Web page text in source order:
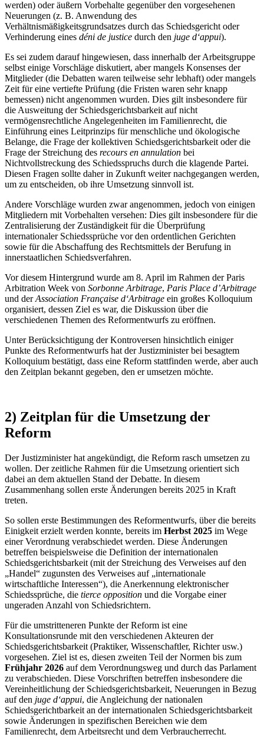
werden) oder äußern Vorbehalte gegenüber den vorgesehenen
Neuerungen (z. B. Anwendung des
Verhältnismäßigkeitsgrundsatzes durch das Schiedsgericht oder
Verhinderung eines déni de justice durch den juge d‘appui).
Es sei zudem darauf hingewiesen, dass innerhalb der Arbeitsgruppe
selbst einige Vorschläge diskutiert, aber mangels Konsenses der
Mitglieder (die Debatten waren teilweise sehr lebhaft) oder mangels
Zeit für eine vertiefte Prüfung (die Fristen waren sehr knapp
bemessen) nicht angenommen wurden. Dies gilt insbesondere für
die Ausweitung der Schiedsgerichtsbarkeit auf nicht
vermögensrechtliche Angelegenheiten im Familienrecht, die
Einführung eines Leitprinzips für menschliche und ökologische
Belange, die Frage der kollektiven Schiedsgerichtsbarkeit oder die
Frage der Streichung des recours en annulation bei
Nichtvollstreckung des Schiedsspruchs durch die klagende Partei.
Diesen Fragen sollte daher in Zukunft weiter nachgegangen werden,
um zu entscheiden, ob ihre Umsetzung sinnvoll ist.
Andere Vorschläge wurden zwar angenommen, jedoch von einigen
Mitgliedern mit Vorbehalten versehen: Dies gilt insbesondere für die
Zentralisierung der Zuständigkeit für die Überprüfung
internationaler Schiedssprüche vor den ordentlichen Gerichten
sowie für die Abschaffung des Rechtsmittels der Berufung in
innerstaatlichen Schiedsverfahren.
Vor diesem Hintergrund wurde am 8. April im Rahmen der Paris
Arbitration Week von Sorbonne Arbitrage, Paris Place d’Arbitrage
und derAssociation Française d‘Arbitrage ein großes Kolloquium
organisiert, dessen Ziel es war, die Diskussion über die
verschiedenen Themen des Reformentwurfs zu eröffnen.
Unter Berücksichtigung der Kontroversen hinsichtlich einiger
Punkte des Reformentwurfs hat der Justizminister bei besagtem
Kolloquium bestätigt, dass eine Reform stattfinden werde, aber auch
den Zeitplan bekannt gegeben, den er umsetzen möchte.
2) Zeitplan für die Umsetzung der
Reform
Der Justizminister hat angekündigt, die Reform rasch umsetzen zu
wollen. Der zeitliche Rahmen für die Umsetzung orientiert sich
dabei an dem aktuellen Stand der Debatte. In diesem
Zusammenhang sollen erste Änderungen bereits 2025 in Kraft
treten.
So sollen erste Bestimmungen des Reformentwurfs, über die bereits
Einigkeit erzielt werden konnte, bereits im Herbst 2025 im Wege
einer Verordnung verabschiedet werden. Diese Änderungen
betreffen beispielsweise die Definition der internationalen
Schiedsgerichtsbarkeit (mit der Streichung des Verweises auf den
„Handel“ zugunsten des Verweises auf „internationale
wirtschaftliche Interessen“), die Anerkennung elektronischer
Schiedssprüche, die tierce opposition und die Vorgabe einer
ungeraden Anzahl von Schiedsrichtern.
Für die umstritteneren Punkte der Reform ist eine
Konsultationsrunde mit den verschiedenen Akteuren der
Schiedsgerichtsbarkeit (Praktiker, Wissenschaftler, Richter usw.)
vorgesehen. Ziel ist es, diesen zweiten Teil der Normen bis zum
Frühjahr 2026 auf dem Verordnungsweg und durch das Parlament
zu verabschieden. Diese Vorschriften betreffen insbesondere die
Vereinheitlichung der Schiedsgerichtsbarkeit, Neuerungen in Bezug
auf den juge d‘appui, die Angleichung der nationalen
Schiedsgerichtbarkeit an der internationalen Schiedsgerichtsbarkeit
sowie Änderungen in spezifischen Bereichen wie dem
Familienrecht, dem Arbeitsrecht und dem Verbraucherrecht.